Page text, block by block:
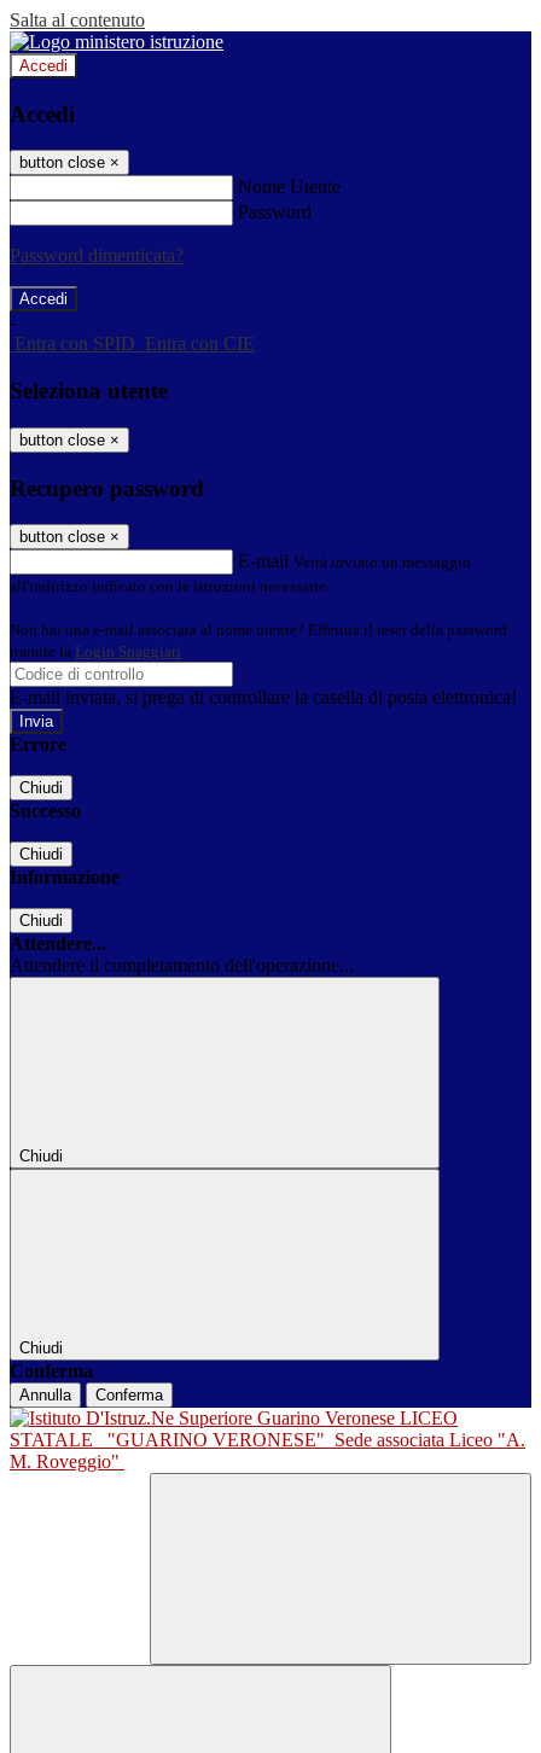
Salta al contenuto
Accedi
Accedi
button close ×
Nome Utente
Password
Password dimenticata?
-
Entra con SPID Entra con CIE
Seleziona utente
button close ×
Recupero password
button close ×
E-mail Verrà inviato un messaggio
all'indirizzo indicato con le istruzioni necessarie.
Non hai una e-mail associata al nome utente? Effettua il reset della password
tramite la Login Spaggiari
E-mail inviata, si prega di controllare la casella di posta elettronica!
Errore
Chiudi
Successo
Chiudi
Informazione
Chiudi
Attendere...
Attendere il completamento dell'operazione...
Chiudi
Chiudi
Conferma
Annulla Conferma
LICEO
STATALE
"GUARINO VERONESE" Sede associata Liceo "A.
M. Roveggio"